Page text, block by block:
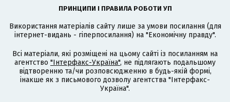
ПРИНЦИПИ І ПРАВИЛА РОБОТИ УП
Використання матеріалів сайту лише за умови посилання (для
інтернет-видань - гіперпосилання) на "Економічну правду".
Всі матеріали, які розміщені на цьому сайті із посиланням на
агентство "Інтерфакс-Україна", не підлягають подальшому
відтворенню та/чи розповсюдженню в будь-якій формі,
інакше як з письмового дозволу агентства "Інтерфакс-
Україна".